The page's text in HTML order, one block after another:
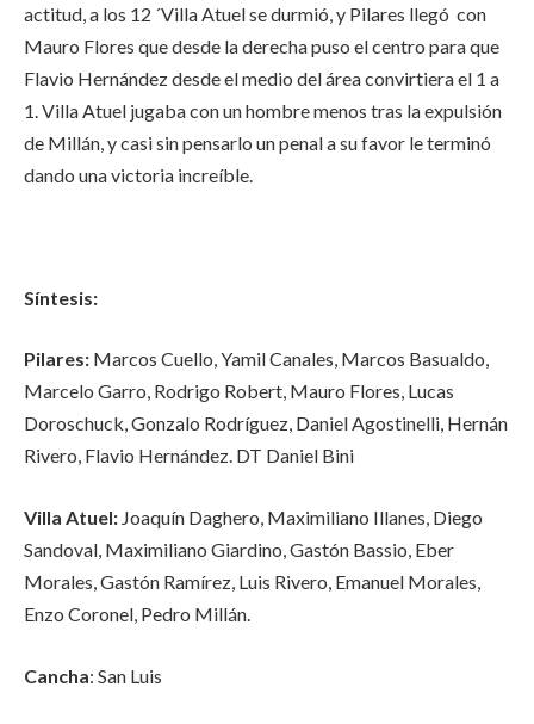
actitud, a los 12 ´Villa Atuel se durmió, y Pilares llegó con
Mauro Flores que desde la derecha puso el centro para que
Flavio Hernández desde el medio del área convirtiera el 1 a
1. Villa Atuel jugaba con un hombre menos tras la expulsión
de Millán, y casi sin pensarlo un penal a su favor le terminó
dando una victoria increíble.
Síntesis:
Pilares: Marcos Cuello, Yamil Canales, Marcos Basualdo,
Marcelo Garro, Rodrigo Robert, Mauro Flores, Lucas
Doroschuck, Gonzalo Rodríguez, Daniel Agostinelli, Hernán
Rivero, Flavio Hernández. DT Daniel Bini
Villa Atuel: Joaquín Daghero, Maximiliano Illanes, Diego
Sandoval, Maximiliano Giardino, Gastón Bassio, Eber
Morales, Gastón Ramírez, Luis Rivero, Emanuel Morales,
Enzo Coronel, Pedro Millán.
Cancha: San Luis